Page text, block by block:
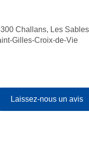
Challans, Les
Gilles-Croix-de-Vie
Laissez-nous un avis